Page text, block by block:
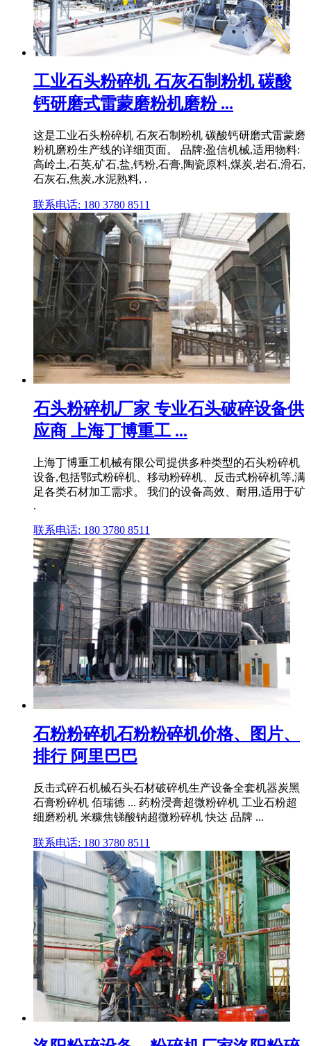
工业石头粉碎机 石灰石制粉机 碳酸
钙研磨式雷蒙磨粉机磨粉 ...
这是工业石头粉碎机 石灰石制粉机 碳酸钙研磨式雷蒙磨
粉机磨粉生产线的详细页面。 品牌:盈信机械,适用物料:
高岭土,石英,矿石,盐,钙粉,石膏,陶瓷原料,煤炭,岩石,滑石,
石灰石,焦炭,水泥熟料, .
联系电话: 180 3780 8511
石头粉碎机厂家 专业石头破碎设备供
应商 上海丁博重工 ...
上海丁博重工机械有限公司提供多种类型的石头粉碎机
设备,包括鄂式粉碎机、移动粉碎机、反击式粉碎机等,满
足各类石材加工需求。 我们的设备高效、耐用,适用于矿
.
联系电话: 180 3780 8511
石粉粉碎机石粉粉碎机价格、图片、
排行 阿里巴巴
反击式碎石机械石头石材破碎机生产设备全套机器炭黑
石膏粉碎机 佰瑞德 ... 药粉浸膏超微粉碎机 工业石粉超
细磨粉机 米糠焦锑酸钠超微粉碎机 快达 品牌 ...
联系电话: 180 3780 8511